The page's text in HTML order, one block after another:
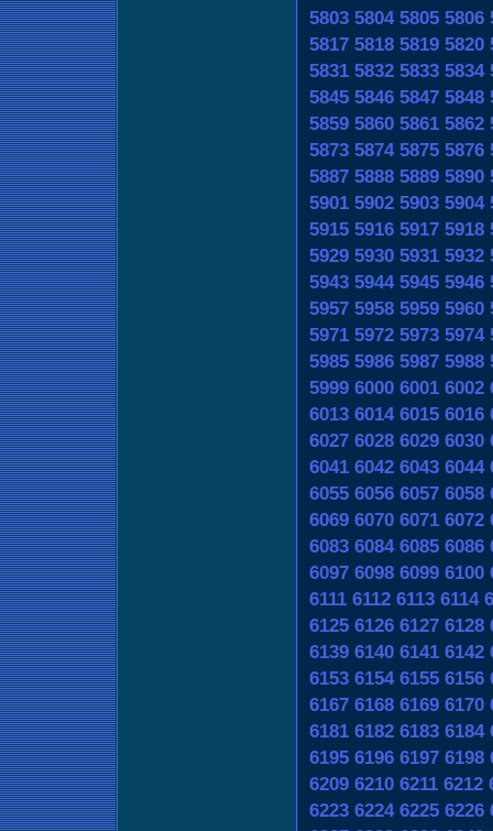
5803 5804 5805 5806
5817 5818 5819 5820
5831 5832 5833 5834
5845 5846 5847 5848
5859 5860 5861 5862
5873 5874 5875 5876
5887 5888 5889 5890
5901 5902 5903 5904
5915 5916 5917 5918
5929 5930 5931 5932
5943 5944 5945 5946
5957 5958 5959 5960
5971 5972 5973 5974
5985 5986 5987 5988
5999 6000 6001 6002
6013 6014 6015 6016
6027 6028 6029 6030
6041 6042 6043 6044
6055 6056 6057 6058
6069 6070 6071 6072
6083 6084 6085 6086
6097 6098 6099 6100
6111 6112 6113 6114
6125 6126 6127 6128
6139 6140 6141 6142
6153 6154 6155 6156
6167 6168 6169 6170
6181 6182 6183 6184
6195 6196 6197 6198
6209 6210 6211 6212
6223 6224 6225 6226